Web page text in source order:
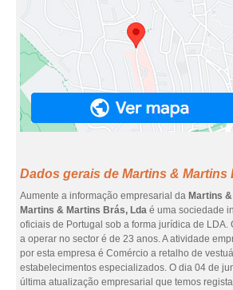
Dados gerais de Martins & Martins
Aumente a informação empresarial da Martins
Martins & Martins Brás, Lda é uma sociedade
oficiais de Portugal sob a forma jurídica de LDA.
a operar no sector é de 23 anos. A atividade
por esta empresa é Comércio a retalho de
estabelecimentos especializados. O dia 04 de
última atualização empresarial que temos